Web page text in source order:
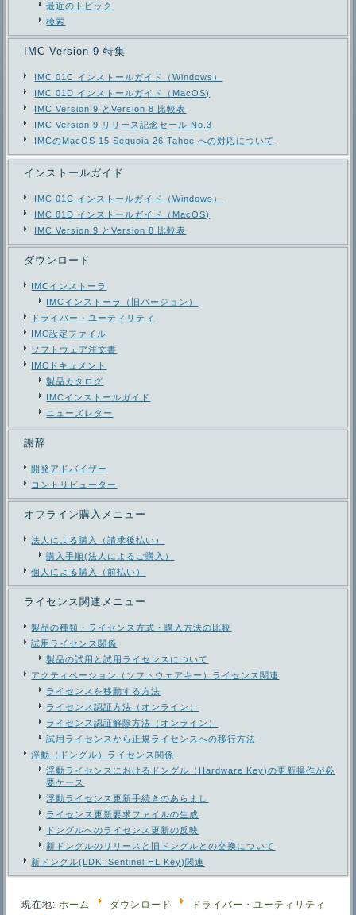
最近のトピック
検索
IMC Version 9 特集
IMC 01C インストールガイド（Windows）
IMC 01D インストールガイド（MacOS)
IMC Version 9 とVersion 8 比較表
IMC Version 9 リリース記念セール No.3
IMCのMacOS 15 Sequoia 26 Tahoe への対応について
インストールガイド
IMC 01C インストールガイド（Windows）
IMC 01D インストールガイド（MacOS)
IMC Version 9 とVersion 8 比較表
ダウンロード
IMCインストーラ
IMCインストーラ（旧バージョン）
ドライバー・ユーティリティ
IMC設定ファイル
ソフトウェア注文書
IMCドキュメント
製品カタログ
IMCインストールガイド
ニューズレター
謝辞
開発アドバイザー
コントリビューター
オフライン購入メニュー
法人による購入（請求後払い）
購入手順(法人によるご購入）
個人による購入（前払い）
ライセンス関連メニュー
製品の種類・ライセンス方式・購入方法の比較
試用ライセンス関係
製品の試用と試用ライセンスについて
アクティベーション（ソフトウェアキー）ライセンス関連
ライセンスを移動する方法
ライセンス認証方法（オンライン）
ライセンス認証解除方法（オンライン）
試用ライセンスから正規ライセンスへの移行方法
浮動（ドングル）ライセンス関係
浮動ライセンスにおけるドングル（Hardware Key)の更新操作が必
要ケース
浮動ライセンス更新手続きのあらまし
ライセンス更新要求ファイルの生成
ドングルへのライセンス更新の反映
新ドングルのリリースと旧ドングルとの交換について
新ドングル(LDK: Sentinel HL Key)関連
現在地: ホーム ダウンロード
ドライバー・ユーティリティ